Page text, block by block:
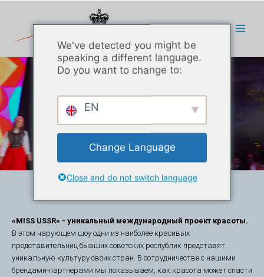
«MISS USSR» - уникальный международный проект красоты.
В этом чарующем шоу одни из наиболее красивых
представительниц бывших советских республик представят
уникальную культуру своих стран. В сотрудничестве с нашими
брендами-партнерами мы показываем, как красота может спасти
We've detected you might be
speaking a different language.
Do you want to change to:
EN
Change Language
Close and do not switch language